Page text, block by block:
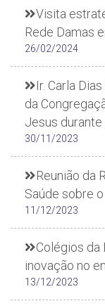
Visita
Rede Damas
26/02/2024
Ir. Carla
da
Jesus
30/11/2023
Reunião da
Saúde sobre
11/12/2023
Colégios da
inovação no
13/12/2023